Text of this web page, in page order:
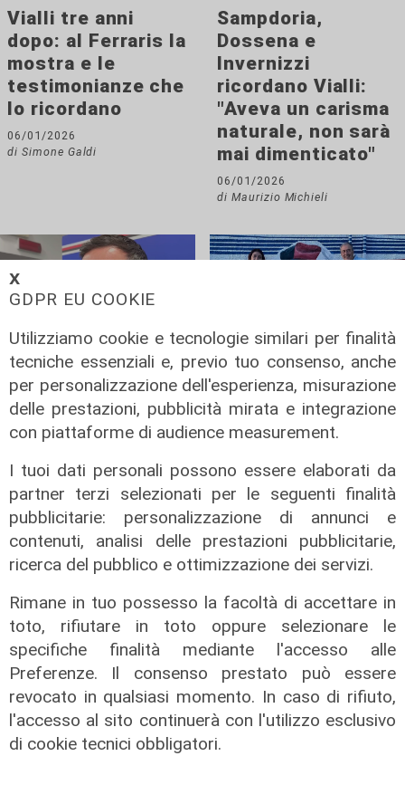
𝗫
GDPR EU COOKIE
Utilizziamo cookie e tecnologie similari per finalità
tecniche essenziali e, previo tuo consenso, anche
per personalizzazione dell'esperienza, misurazione
delle prestazioni, pubblicità mirata e integrazione
con piattaforme di audience measurement.
I tuoi dati personali possono essere elaborati da
partner terzi selezionati per le seguenti finalità
pubblicitarie: personalizzazione di annunci e
contenuti, analisi delle prestazioni pubblicitarie,
ricerca del pubblico e ottimizzazione dei servizi.
Rimane in tuo possesso la facoltà di accettare in
toto, rifiutare in toto oppure selezionare le
specifiche finalità mediante l'accesso alle
Preferenze. Il consenso prestato può essere
revocato in qualsiasi momento. In caso di rifiuto,
l'accesso al sito continuerà con l'utilizzo esclusivo
di cookie tecnici obbligatori.
Vialli tre anni
dopo: al Ferraris la
mostra e le
testimonianze che
lo ricordano
06/01/2026
di Simone Galdi
Sampdoria,
Dossena e
Invernizzi
ricordano Vialli:
"Aveva un carisma
naturale, non sarà
mai dimenticato"
06/01/2026
di Maurizio Michieli
La mostra
Mancini: "Luca
Vialli uno di
famiglia, come lo è
la Sampdoria"
06/01/2026
di Simone Galdi
Opera
Vialli: a tre anni
dalla scomparsa,
un nuovo murales
a Quinto
05/01/2026